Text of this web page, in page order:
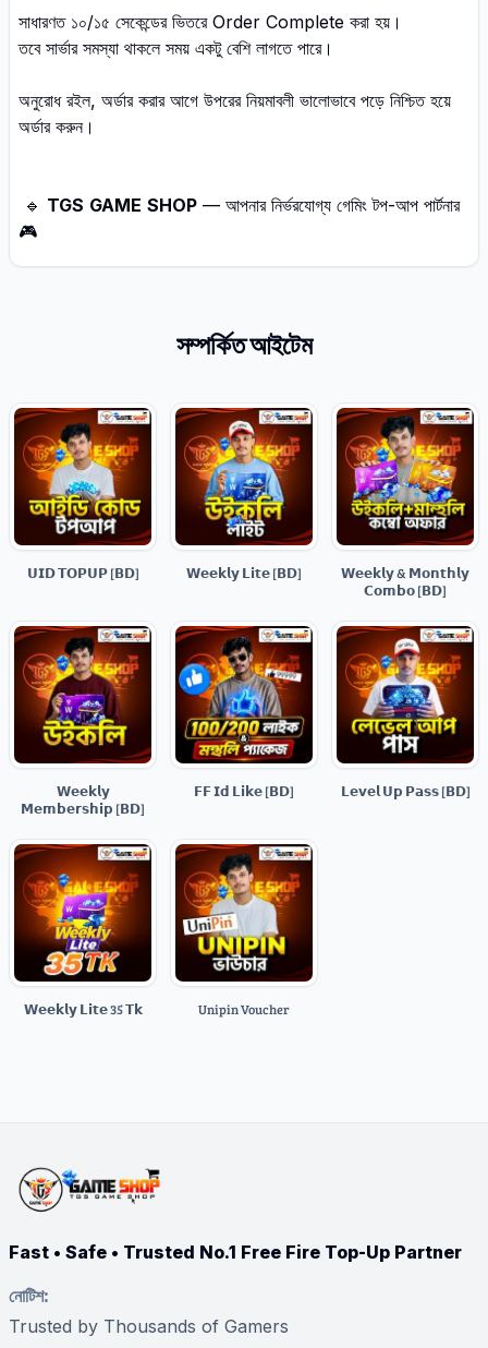
সাধারণত ১০/১৫ সেকেন্ডের ভিতরে Order Complete করা হয়।
তবে সার্ভার সমস্যা থাকলে সময় একটু বেশি লাগতে পারে।
অনুরোধ রইল, অর্ডার করার আগে উপরের নিয়মাবলী ভালোভাবে পড়ে নিশ্চিত হয়ে
অর্ডার করুন।
🔹 TGS GAME SHOP — আপনার নির্ভরযোগ্য গেমিং টপ-আপ পার্টনার
🎮
সম্পর্কিত আইটেম
𝗨𝗜𝗗 𝗧𝗢𝗣𝗨𝗣 [𝗕𝗗] 𝗪𝗲𝗲𝗸𝗹𝘆 𝗟𝗶𝘁𝗲 [𝗕𝗗]
𝗪𝗲𝗲𝗸𝗹𝘆 & 𝗠𝗼𝗻𝘁𝗵𝗹𝘆
𝗖𝗼𝗺𝗯𝗼 [𝗕𝗗]
𝗪𝗲𝗲𝗸𝗹𝘆
𝗠𝗲𝗺𝗯𝗲𝗿𝘀𝗵𝗶𝗽 [𝗕𝗗]
𝗙𝗙 𝗜𝗱 𝗟𝗶𝗸𝗲 [𝗕𝗗] 𝗟𝗲𝘃𝗲𝗹 𝗨𝗽 𝗣𝗮𝘀𝘀 [𝗕𝗗]
𝗪𝗲𝗲𝗸𝗹𝘆 𝗟𝗶𝘁𝗲 35 𝗧𝗸 Unipin Voucher
Fast • Safe • Trusted No.1 Free Fire Top-Up Partner
নোটিশ:
Trusted by Thousands of Gamers